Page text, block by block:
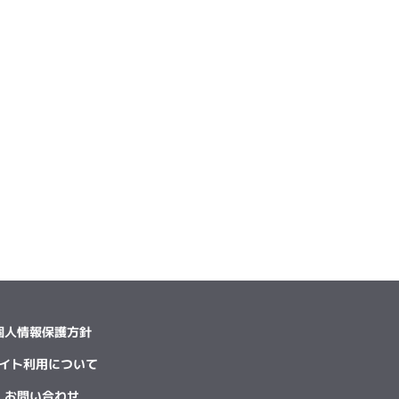
人情報保護方針
ト利用について
お問い合わせ